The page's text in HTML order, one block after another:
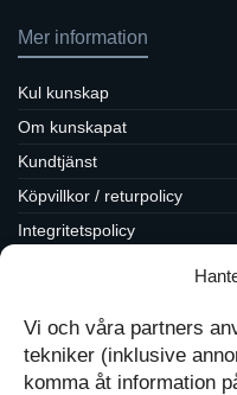
Vi och våra partners
tekniker (inklusive
komma åt information
Mer information
Kul kunskap
Om kunskapat
Kundtjänst
Köpvillkor / returpolicy
Integritetspolicy
Mitt konto
Kassan